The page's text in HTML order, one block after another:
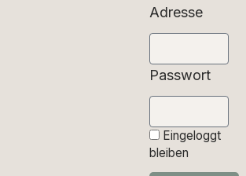
Adresse
Passwort
Eingeloggt
bleiben